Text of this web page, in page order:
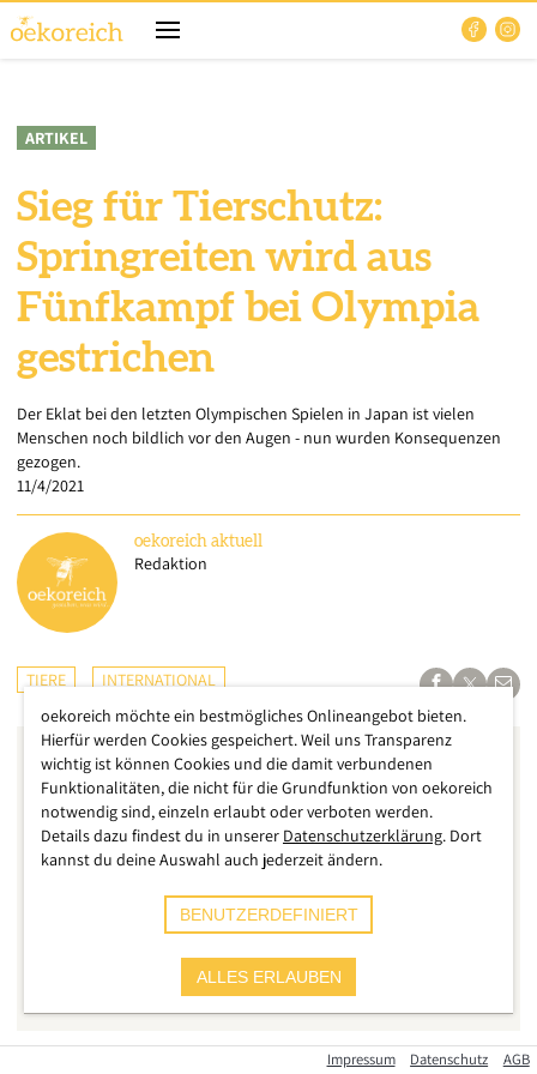
ARTIKEL
Sieg für Tierschutz:
Springreiten wird aus
Fünfkampf bei Olympia
gestrichen
Der Eklat bei den letzten Olympischen Spielen in Japan ist vielen
Menschen noch bildlich vor den Augen - nun wurden Konsequenzen
gezogen.
11/4/2021
oekoreich aktuell
Redaktion
TIERE INTERNATIONAL
Impressum Datenschutz AGB
oekoreich möchte ein bestmögliches Onlineangebot bieten.
Hierfür werden Cookies gespeichert. Weil uns Transparenz
wichtig ist können Cookies und die damit verbundenen
Funktionalitäten, die nicht für die Grundfunktion von oekoreich
notwendig sind, einzeln erlaubt oder verboten werden.
Details dazu findest du in unserer Datenschutzerklärung. Dort
kannst du deine Auswahl auch jederzeit ändern.
BENUTZERDEFINIERT
ALLES ERLAUBEN